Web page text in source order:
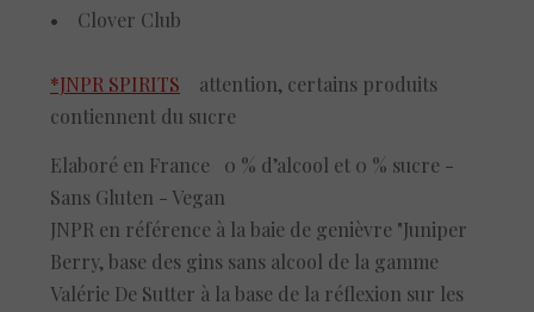
• Clover Club
*JNPR SPIRITS
attention, certains produits
contiennent du sucre
Elaboré en France 0 % d’alcool et 0 % sucre -
Sans Gluten - Vegan
JNPR en référence à la baie de genièvre "Juniper
Berry, base des gins sans alcool de la gamme
Valérie De Sutter à la base de la réflexion sur les